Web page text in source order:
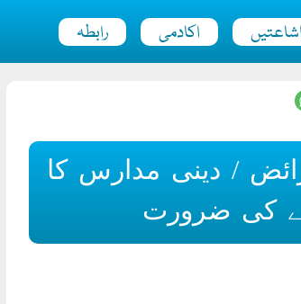
اشاعتیں اکادمی رابطہ
/ دینی مدارس کا
کی ضرورت